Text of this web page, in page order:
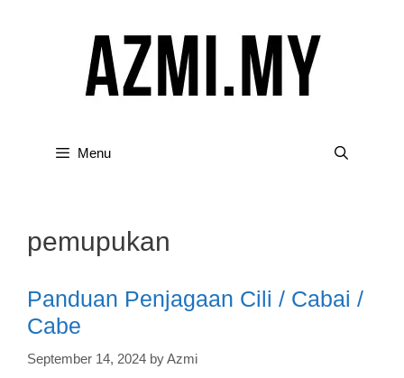
Menu
pemupukan
Panduan Penjagaan Cili / Cabai /
Cabe
September 14, 2024 byAzmi